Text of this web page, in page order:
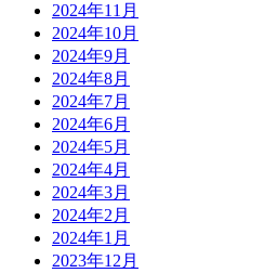
2024年11月
2024年10月
2024年9月
2024年8月
2024年7月
2024年6月
2024年5月
2024年4月
2024年3月
2024年2月
2024年1月
2023年12月